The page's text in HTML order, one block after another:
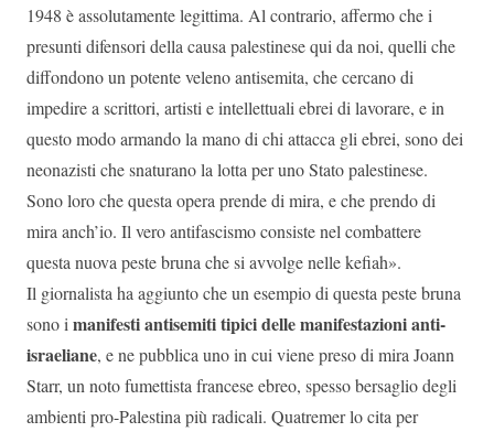
1948 è assolutamente legittima. Al contrario, affermo che i
presunti difensori della causa palestinese qui da noi, quelli che
diffondono un potente veleno antisemita, che cercano di
impedire a scrittori, artisti e intellettuali ebrei di lavorare, e in
questo modo armando la mano di chi attacca gli ebrei, sono dei
neonazisti che snaturano la lotta per uno Stato palestinese.
Sono loro che questa opera prende di mira, e che prendo di
mira anch’io. Il vero antifascismo consiste nel combattere
questa nuova peste bruna che si avvolge nelle kefiah».
Il giornalista ha aggiunto che un esempio di questa peste bruna
sono i manifesti antisemiti tipici delle manifestazioni anti-
israeliane, e ne pubblica uno in cui viene preso di mira Joann
Starr, un noto fumettista francese ebreo, spesso bersaglio degli
ambienti pro-Palestina più radicali. Quatremer lo cita per